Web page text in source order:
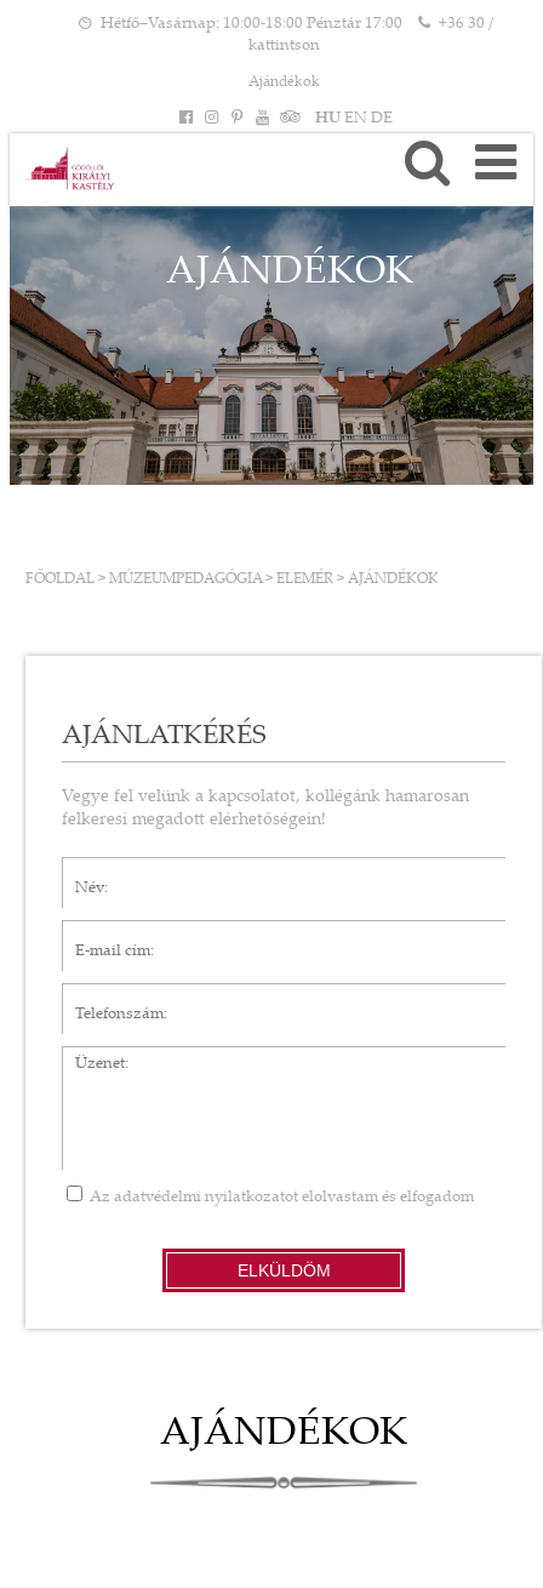
Hétfő–Vasárnap: 10:00-18:00 Pénztár 17:00
+36 30 /
kattintson
Ajándékok
HU EN DE
AJÁNDÉKOK
FŐOLDAL > MÚZEUMPEDAGÓGIA> ELEMÉR > AJÁNDÉKOK
AJÁNLATKÉRÉS
Vegye fel velünk a kapcsolatot, kollégánk hamarosan
felkeresi megadott elérhetőségein!
Üzenet
Az adatvédelmi nyilatkozatot elolvastam és elfogadom
ELKÜLDÖM
AJÁNDÉKOK